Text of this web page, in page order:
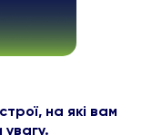
на які вам
увагу.